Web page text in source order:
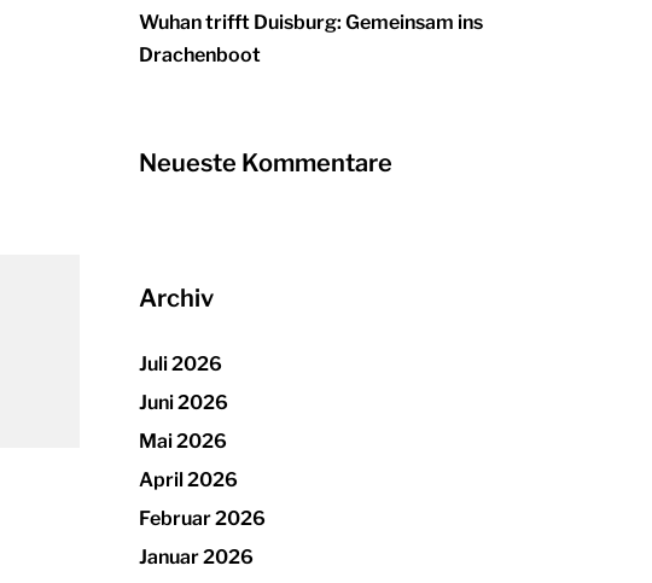
Wuhan trifft Duisburg: Gemeinsam ins
Drachenboot
Neueste Kommentare
Archiv
Juli 2026
Juni 2026
Mai 2026
April 2026
Februar 2026
Januar 2026